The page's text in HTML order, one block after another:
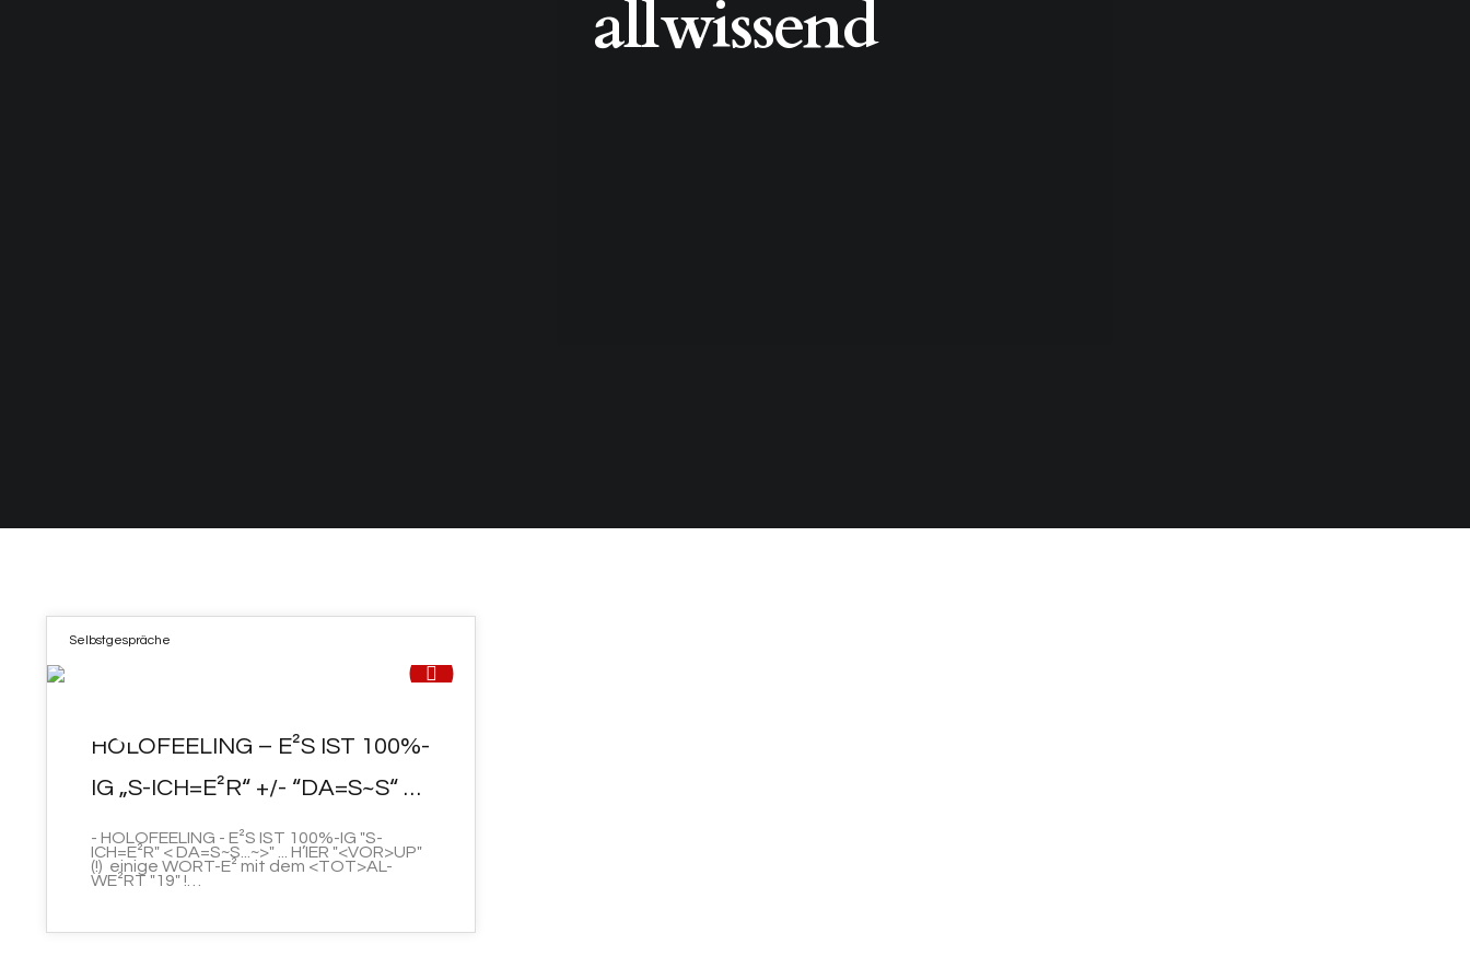
allwissend
Selbstgespräche
26
AUG. 2022
HOLOFEELING – E²S IST 100%-
IG „S-ICH=E²R“ +/- “DA=S~S“ …
- HOLOFEELING - E²S IST 100%-IG "S-
ICH=E²R" < DA=S~S...~>" ... H’IER "<VOR>UP"
(!) einige WORT-E² mit dem <TOT>AL-
WE²RT "19" !…